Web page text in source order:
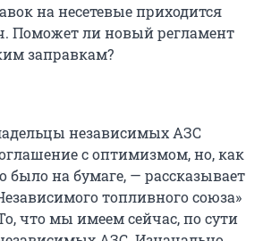
на несетевые приходится
Поможет ли новый регламент
заправкам?
независимых АЗС
с оптимизмом, но, как
было на бумаге, — рассказывает
топливного союза»
что мы имеем сейчас, по сути